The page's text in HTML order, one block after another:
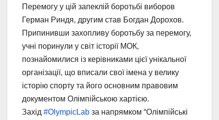
Перемогу у цій запеклій боротьбі виборов
Герман Риндя, другим став Богдан Дорохов.
Припинивши захопливу боротьбу за перемогу,
учні поринули у світ історії МОК,
познайомилися із керівниками цієї унікальної
організації, що вписали свої імена у велику
історію спорту та його основним правовим
документом Олімпійською хартією.
Захід #OlympicLab за напрямком “Олімпійські